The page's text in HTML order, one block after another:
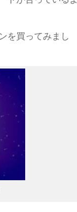
を買ってみまし